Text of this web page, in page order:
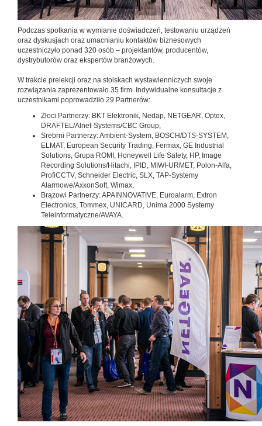
Podczas spotkania w wymianie doświadczeń, testowaniu urządzeń
oraz dyskusjach oraz umacnianiu kontaktów biznesowych
uczestniczyło ponad 320 osób – projektantów, producentów,
dystrybutorów oraz ekspertów branżowych.
W trakcie prelekcji oraz na stoiskach wystawienniczych swoje
rozwiązania zaprezentowało 35 firm. Indywidualne konsultacje z
uczestnikami poprowadziło 29 Partnerów:
Złoci Partnerzy: BKT Elektronik, Nedap, NETGEAR, Optex,
DRAFTEL/Alnet-Systems/CBC Group,
Srebrni Partnerzy: Ambient-System, BOSCH/DTS-SYSTEM,
ELMAT, European Security Trading, Fermax, GE Industrial
Solutions, Grupa ROMI, Honeywell Life Safety, HP, Image
Recording Solutions/Hitachi, IPID, MIWI-URMET, Polon-Alfa,
ProfiCCTV, Schneider Electric, SLX, TAP-Systemy
Alarmowe/AxxonSoft, Wimax,
Brązowi Partnerzy: APAINNOVATIVE, Euroalarm, Extron
Electronics, Tommex, UNICARD, Unima 2000 Systemy
Teleinformatyczne/AVAYA.